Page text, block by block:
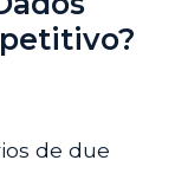
de due